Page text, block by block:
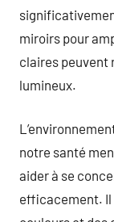
miroirs pour
claires peuvent
lumineux.
notre santé
aider à se
efficacement. Il